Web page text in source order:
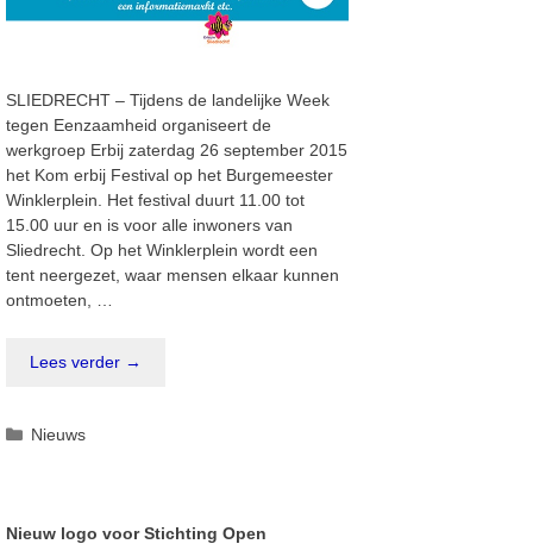
SLIEDRECHT – Tijdens de landelijke Week
tegen Eenzaamheid organiseert de
werkgroep Erbij zaterdag 26 september 2015
het Kom erbij Festival op het Burgemeester
Winklerplein. Het festival duurt 11.00 tot
15.00 uur en is voor alle inwoners van
Sliedrecht. Op het Winklerplein wordt een
tent neergezet, waar mensen elkaar kunnen
ontmoeten, …
Lees verder →
Categorieën
Nieuws
Nieuw logo voor Stichting Open